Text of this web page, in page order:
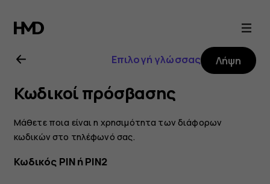
Οδηγίες
χρήσης
Nokia
X20
Επιλογή γλώσσας Λήψη
Κωδικοί πρόσβασης
Μάθετε ποια είναι η χρησιμότητα των διάφορων
κωδικών στο τηλέφωνό σας.
Κωδικός PIN ή PIN2